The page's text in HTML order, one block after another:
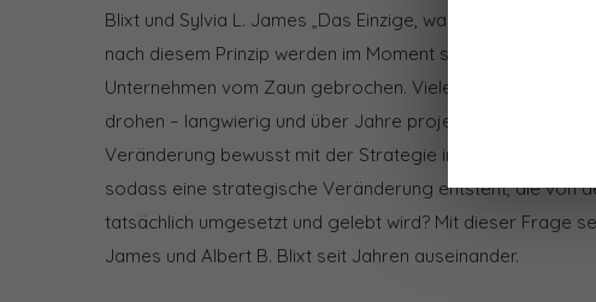
Blixt und Sylvia L. James „Das Einzige, was konstant ist, ist
nach diesem Prinzip werden im Moment sehr viele
Unternehmen vom Zaun gebrochen. Viele von ihnen
drohen – langwierig und über Jahre projektiert – zu
Veränderung bewusst mit der Strategie im Unternehmen
sodass eine strategische Veränderung entsteht, die von
tatsächlich umgesetzt und gelebt wird? Mit dieser Frage
James und Albert B. Blixt seit Jahren auseinander.